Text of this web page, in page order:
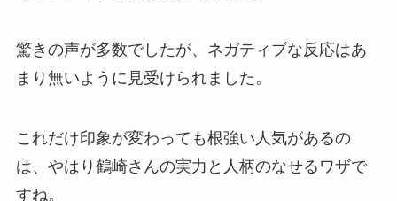
驚きの声が多数でしたが、ネガティブな反応はあ
まり無いように見受けられました。
これだけ印象が変わっても根強い人気があるの
は、やはり鶴崎さんの実力と人柄のなせるワザで
すね。